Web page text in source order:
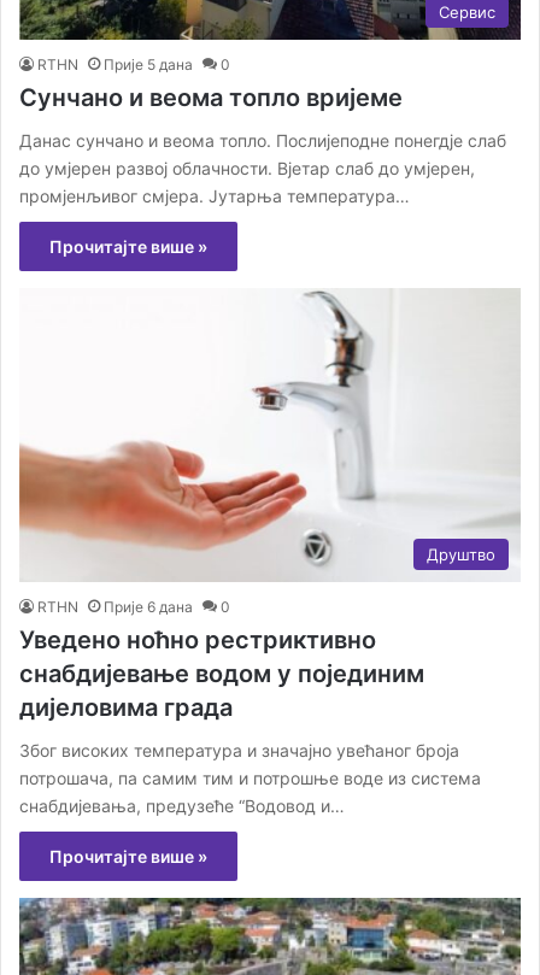
Сервис
RTHN Прије 5 дана 0
Сунчано и веома топло вријеме
Данас сунчано и веома топло. Послијеподне понегдје слаб
до умјерен развој облачности. Вјетар слаб до умјерен,
промјенљивог смјера. Јутарња температура…
Прочитајте више »
Друштво
RTHN Прије 6 дана 0
Уведено ноћно рестриктивно
снабдијевање водом у појединим
дијеловима града
Због високих температура и значајно увећаног броја
потрошача, па самим тим и потрошње воде из система
снабдијевања, предузеће “Водовод и…
Прочитајте више »